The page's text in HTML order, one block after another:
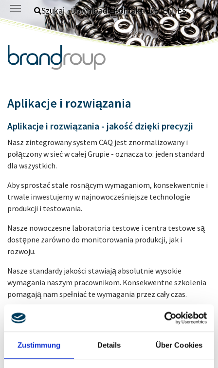
Zustimmung Details Über Cookies
Skip to main content
Szukaj Download Kontakt DE EN ES
Aplikacje i rozwiązania
Aplikacje i rozwiązania - jakość dzięki precyzji
Nasz zintegrowany system CAQ jest znormalizowany i
połączony w sieć w całej Grupie - oznacza to: jeden standard
dla wszystkich.
Aby sprostać stale rosnącym wymaganiom, konsekwentnie i
trwale inwestujemy w najnowocześniejsze technologie
produkcji i testowania.
Nasze nowoczesne laboratoria testowe i centra testowe są
dostępne zarówno do monitorowania produkcji, jak i
rozwoju.
Nasze standardy jakości stawiają absolutnie wysokie
wymagania naszym pracownikom. Konsekwentne szkolenia
pomagają nam spełniać te wymagania przez cały czas.